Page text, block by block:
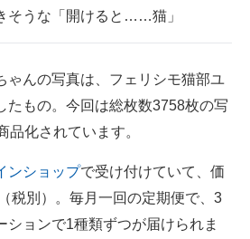
そうな「開けると……猫」
んの写真は、フェリシモ猫部ユ
たもの。今回は総枚数3758枚の写
品化されています。
ンショップで受け付けていて、価
税別）。毎月一回の定期便で、3
ションで1種類ずつが届けられま